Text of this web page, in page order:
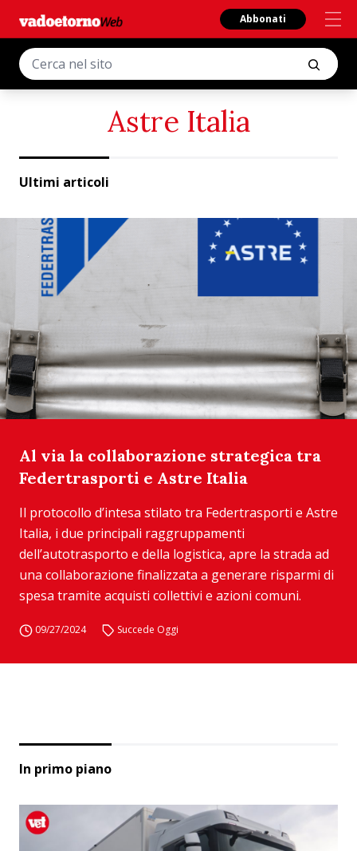
Abbonati
Astre Italia
Ultimi articoli
Al via la collaborazione strategica tra
Federtrasporti e Astre Italia
Il protocollo d’intesa stilato tra Federtrasporti e Astre
Italia, i due principali raggruppamenti
dell’autotrasporto e della logistica, apre la strada ad
una collaborazione finalizzata a generare risparmi di
spesa tramite acquisti collettivi e azioni comuni.
09/27/2024 Succede Oggi
In primo piano